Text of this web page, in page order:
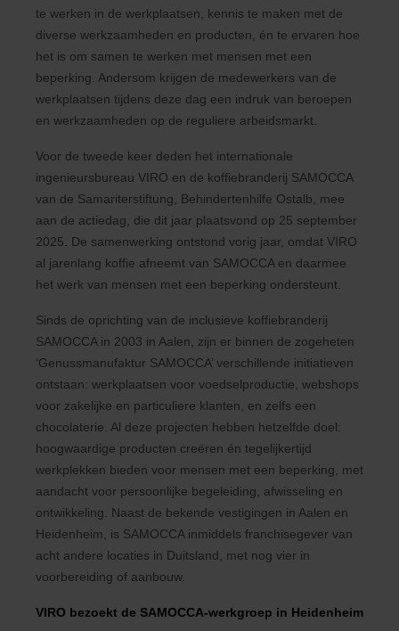
te werken in de werkplaatsen, kennis te maken met de
diverse werkzaamheden en producten, én te ervaren hoe
het is om samen te werken met mensen met een
beperking. Andersom krijgen de medewerkers van de
werkplaatsen tijdens deze dag een indruk van beroepen
en werkzaamheden op de reguliere arbeidsmarkt.
Voor de tweede keer deden het internationale
ingenieursbureau VIRO en de koffiebranderij SAMOCCA
van de Samariterstiftung, Behindertenhilfe Ostalb, mee
aan de actiedag, die dit jaar plaatsvond op 25 september
2025. De samenwerking ontstond vorig jaar, omdat VIRO
al jarenlang koffie afneemt van SAMOCCA en daarmee
het werk van mensen met een beperking ondersteunt.
Sinds de oprichting van de inclusieve koffiebranderij
SAMOCCA in 2003 in Aalen, zijn er binnen de zogeheten
‘Genussmanufaktur SAMOCCA’ verschillende initiatieven
ontstaan: werkplaatsen voor voedselproductie, webshops
voor zakelijke en particuliere klanten, en zelfs een
chocolaterie. Al deze projecten hebben hetzelfde doel:
hoogwaardige producten creëren én tegelijkertijd
werkplekken bieden voor mensen met een beperking, met
aandacht voor persoonlijke begeleiding, afwisseling en
ontwikkeling. Naast de bekende vestigingen in Aalen en
Heidenheim, is SAMOCCA inmiddels franchisegever van
acht andere locaties in Duitsland, met nog vier in
voorbereiding of aanbouw.
VIRO bezoekt de SAMOCCA-werkgroep in Heidenheim